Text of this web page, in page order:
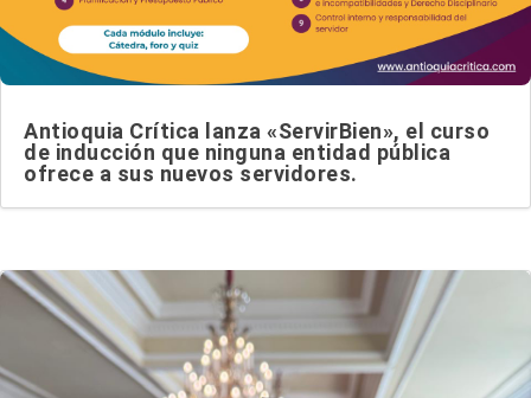
Antioquia Crítica lanza «ServirBien», el curso
de inducción que ninguna entidad pública
ofrece a sus nuevos servidores.